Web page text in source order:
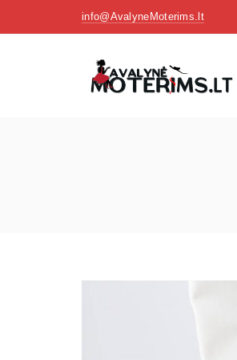
info@AvalyneMoterims.lt